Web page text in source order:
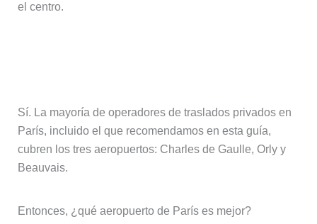
el centro.
Sí. La mayoría de operadores de traslados privados en
París, incluido el que recomendamos en esta guía,
cubren los tres aeropuertos: Charles de Gaulle, Orly y
Beauvais.
Entonces, ¿qué aeropuerto de París es mejor?